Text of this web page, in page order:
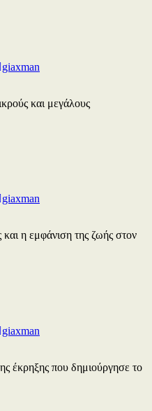
giaxman
και μεγάλους
giaxman
η εμφάνιση της ζωής στον
giaxman
έκρηξης που δημιούργησε το